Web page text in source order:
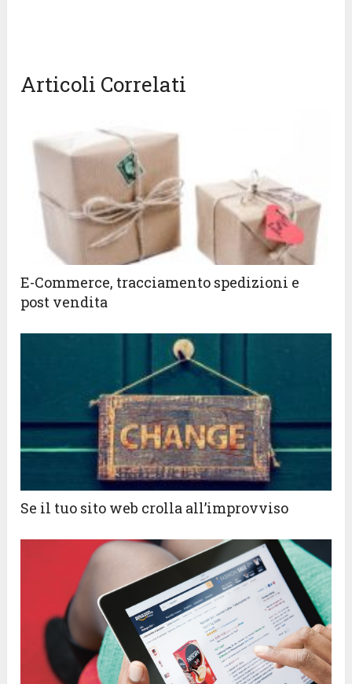
Articoli Correlati
E-Commerce, tracciamento spedizioni e
post vendita
Se il tuo sito web crolla all’improvviso